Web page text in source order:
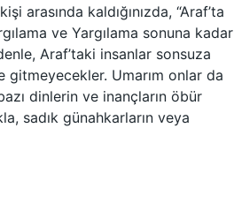
arasında kaldığınızda, “Araf’ta
ve Yargılama sonuna kadar
Araf’taki insanlar sonsuza
gitmeyecekler. Umarım onlar da
dinlerin ve inançların öbür
sadık günahkarların veya